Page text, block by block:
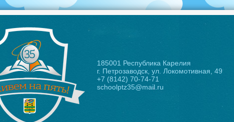
185001 Республика Карелия
г. Петрозаводск, ул. Локомотивная, 49
+7 (8142) 70-74-71
schoolptz35@mail.ru